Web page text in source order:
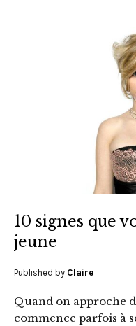
10 signes que
jeune
Published by Claire
Quand on approche
commence parfois à